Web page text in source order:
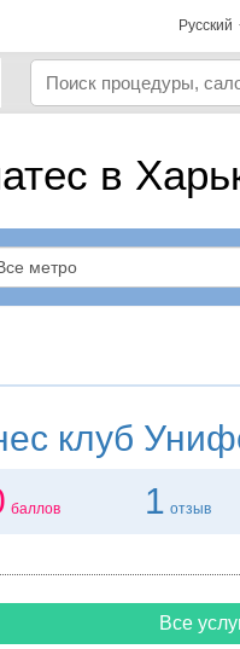
Русский
в
клуб
баллов 1 отзыв
Все